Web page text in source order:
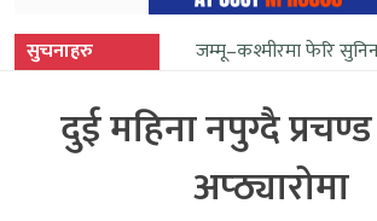
सुचनाहरु जम्मू–कश्मीरमा फेरि सुनिन
दुई महिना नपुग्दै
अप्ठ्यारोमा